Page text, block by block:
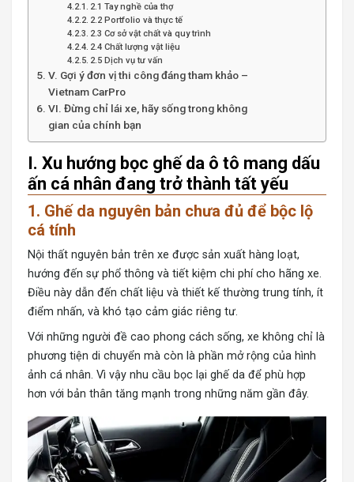
2.1 Tay nghề của thợ
2.2 Portfolio và thực tế
2.3 Cơ sở vật chất và quy trình
2.4 Chất lượng vật liệu
2.5 Dịch vụ tư vấn
V. Gợi ý đơn vị thi công đáng tham khảo –
Vietnam CarPro
VI. Đừng chỉ lái xe, hãy sống trong không
gian của chính bạn
I. Xu hướng bọc ghế da ô tô mang dấu
ấn cá nhân đang trở thành tất yếu
1. Ghế da nguyên bản chưa đủ để bộc lộ
cá tính
Nội thất nguyên bản trên xe được sản xuất hàng loạt,
hướng đến sự phổ thông và tiết kiệm chi phí cho hãng xe.
Điều này dẫn đến chất liệu và thiết kế thường trung tính, ít
điểm nhấn, và khó tạo cảm giác riêng tư.
Với những người đề cao phong cách sống, xe không chỉ là
phương tiện di chuyển mà còn là phần mở rộng của hình
ảnh cá nhân. Vì vậy nhu cầu bọc lại ghế da để phù hợp
hơn với bản thân tăng mạnh trong những năm gần đây.